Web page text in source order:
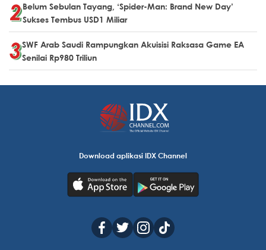
Belum Sebulan Tayang, ‘Spider-Man: Brand New Day’
Sukses Tembus USD1 Miliar
SWF Arab Saudi Rampungkan Akuisisi Raksasa Game EA
Senilai Rp980 Triliun
Download aplikasi IDX Channel